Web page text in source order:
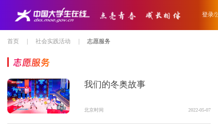
登录/
首页 社会实践活动 志愿服务
志愿服务
我们的冬奥故事
北京时间 2022-05-07